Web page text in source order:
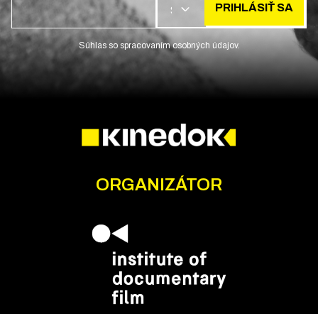
SK PRIHLÁSIŤ SA
Súhlas so spracovaním osobných údajov.
ORGANIZÁTOR